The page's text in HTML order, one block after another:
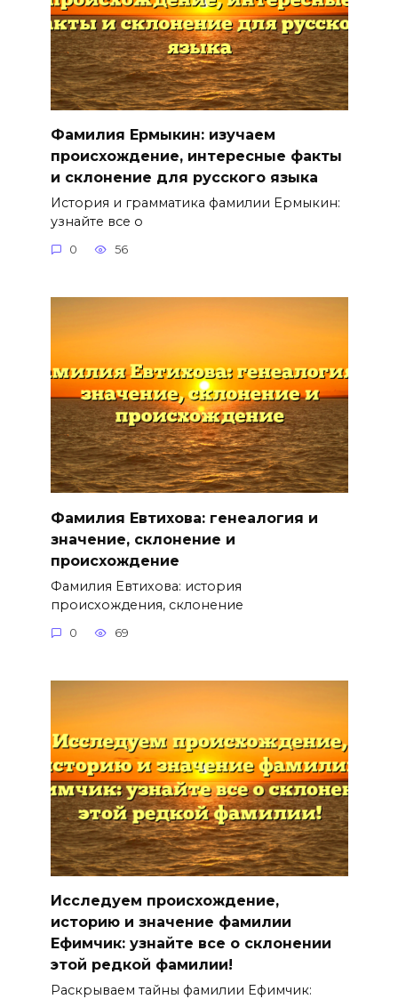
Фамилия Ермыкин: изучаем
происхождение, интересные факты
и склонение для русского языка
История и грамматика фамилии Ермыкин:
узнайте все о
0 56
Фамилия Евтихова: генеалогия и
значение, склонение и
происхождение
Фамилия Евтихова: история
происхождения, склонение
0 69
Исследуем происхождение,
историю и значение фамилии
Ефимчик: узнайте все о склонении
этой редкой фамилии!
Раскрываем тайны фамилии Ефимчик: